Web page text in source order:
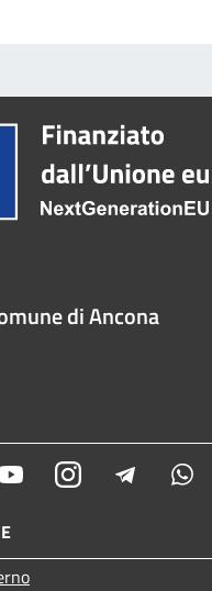
di Ancona
YoutubeInstagram Telegram